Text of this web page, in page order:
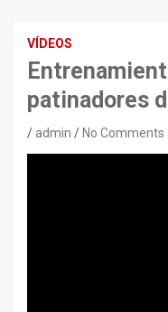
VÍDEOS
patinadores
admin No Comments